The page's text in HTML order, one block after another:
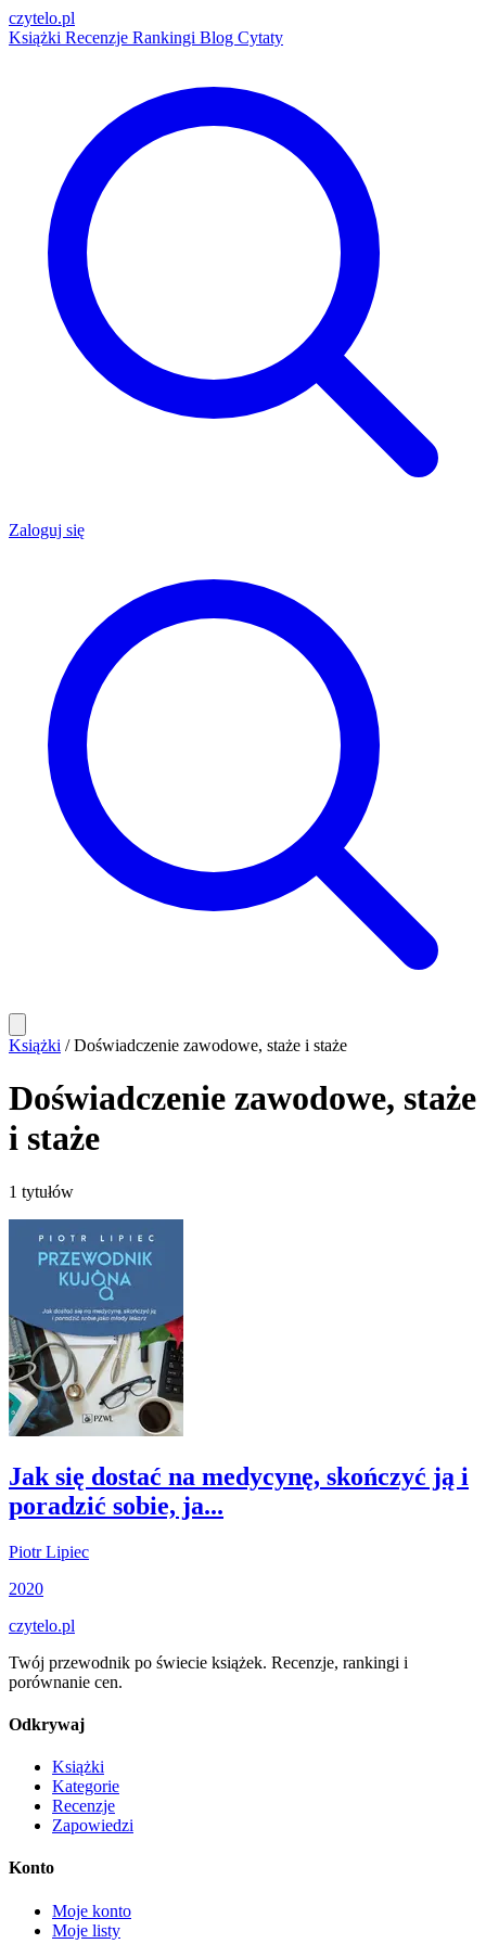
czytelo.pl
Książki Recenzje Rankingi Blog Cytaty
Zaloguj się
Książki / Doświadczenie zawodowe, staże i staże
Doświadczenie zawodowe, staże
i staże
1 tytułów
Jak się dostać na medycynę, skończyć ją i
poradzić sobie, ja...
Piotr Lipiec
2020
czytelo.pl
Twój przewodnik po świecie książek. Recenzje, rankingi i
porównanie cen.
Odkrywaj
Książki
Kategorie
Recenzje
Zapowiedzi
Konto
Moje konto
Moje listy